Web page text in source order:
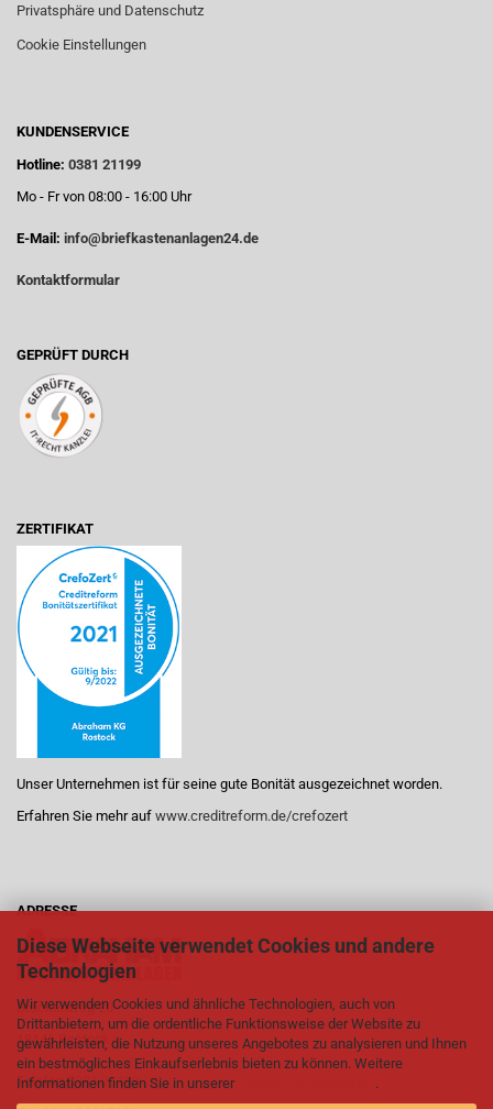
Diese Webseite verwendet Cookies und andere
Technologien
Wir verwenden Cookies und ähnliche Technologien, auch von
Drittanbietern, um die ordentliche Funktionsweise der Website zu
gewährleisten, die Nutzung unseres Angebotes zu analysieren und Ihnen
ein bestmögliches Einkaufserlebnis bieten zu können. Weitere
Informationen finden Sie in unserer
.
Privatsphäre und Datenschutz
Cookie Einstellungen
KUNDENSERVICE
Hotline: 0381 21199
Mo - Fr von 08:00 - 16:00 Uhr
E-Mail: info@briefkastenanlagen24.de
Kontaktformular
GEPRÜFT DURCH
ZERTIFIKAT
Unser Unternehmen ist für seine gute Bonität ausgezeichnet worden.
Erfahren Sie mehr auf www.creditreform.de/crefozert
ADRESSE
Brückenweg 20
18146 Rostock
Telefon0381 21199